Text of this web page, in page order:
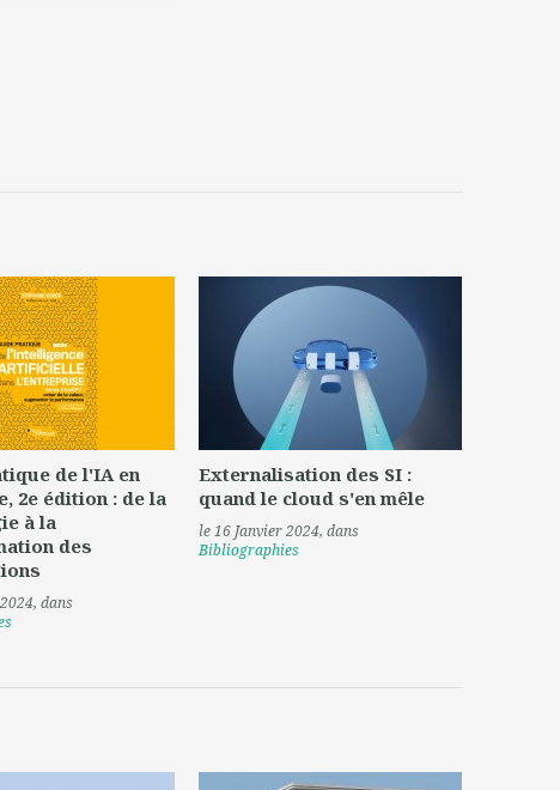
de l'IA en
2e édition : de la
à la
des
, dans
Externalisation des SI :
quand le cloud s'en mêle
le 16 Janvier 2024, dans
Bibliographies